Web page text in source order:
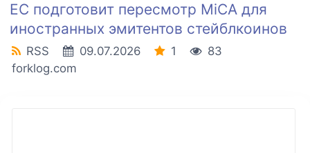
ЕС подготовит пересмотр MiCA для
иностранных эмитентов стейблкоинов
RSS 09.07.2026 1
83
forklog.com